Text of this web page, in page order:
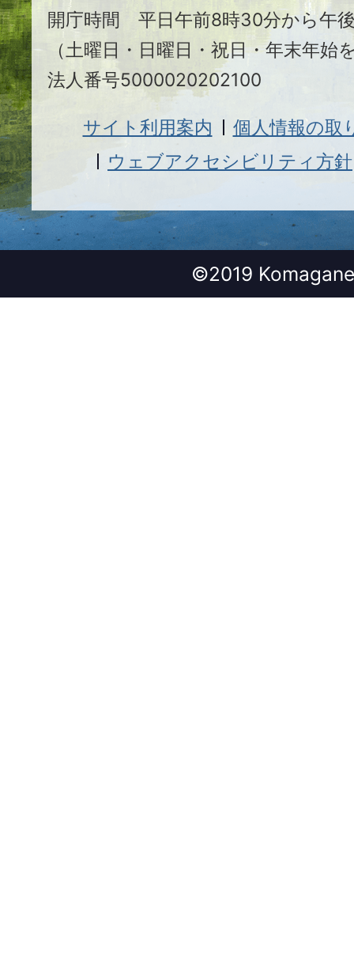
開庁時間 平日午前8時30分から午
（土曜日・日曜日・祝日・年末年始
法人番号5000020202100
サイト利用案内
個人情報の取
ウェブアクセシビリティ方針
©2019